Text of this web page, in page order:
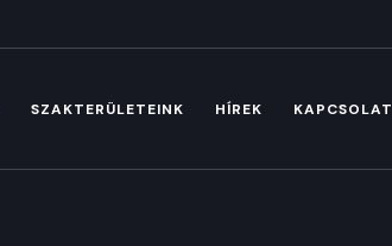
SZAKTERÜLETEINK HÍREK KAPCSOLAT